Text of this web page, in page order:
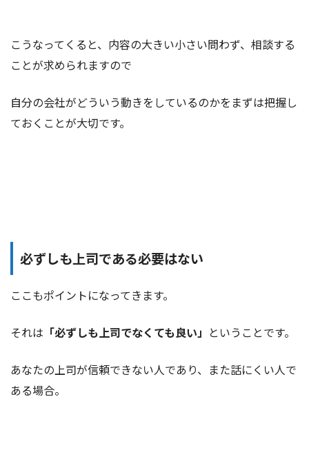
こうなってくると、内容の大きい小さい問わず、相談する
ことが求められますので
自分の会社がどういう動きをしているのかをまずは把握し
ておくことが大切です。
必ずしも上司である必要はない
ここもポイントになってきます。
それは 「必ずしも上司でなくても良い」 ということです。
あなたの上司が信頼できない人であり、また話にくい人で
ある場合。